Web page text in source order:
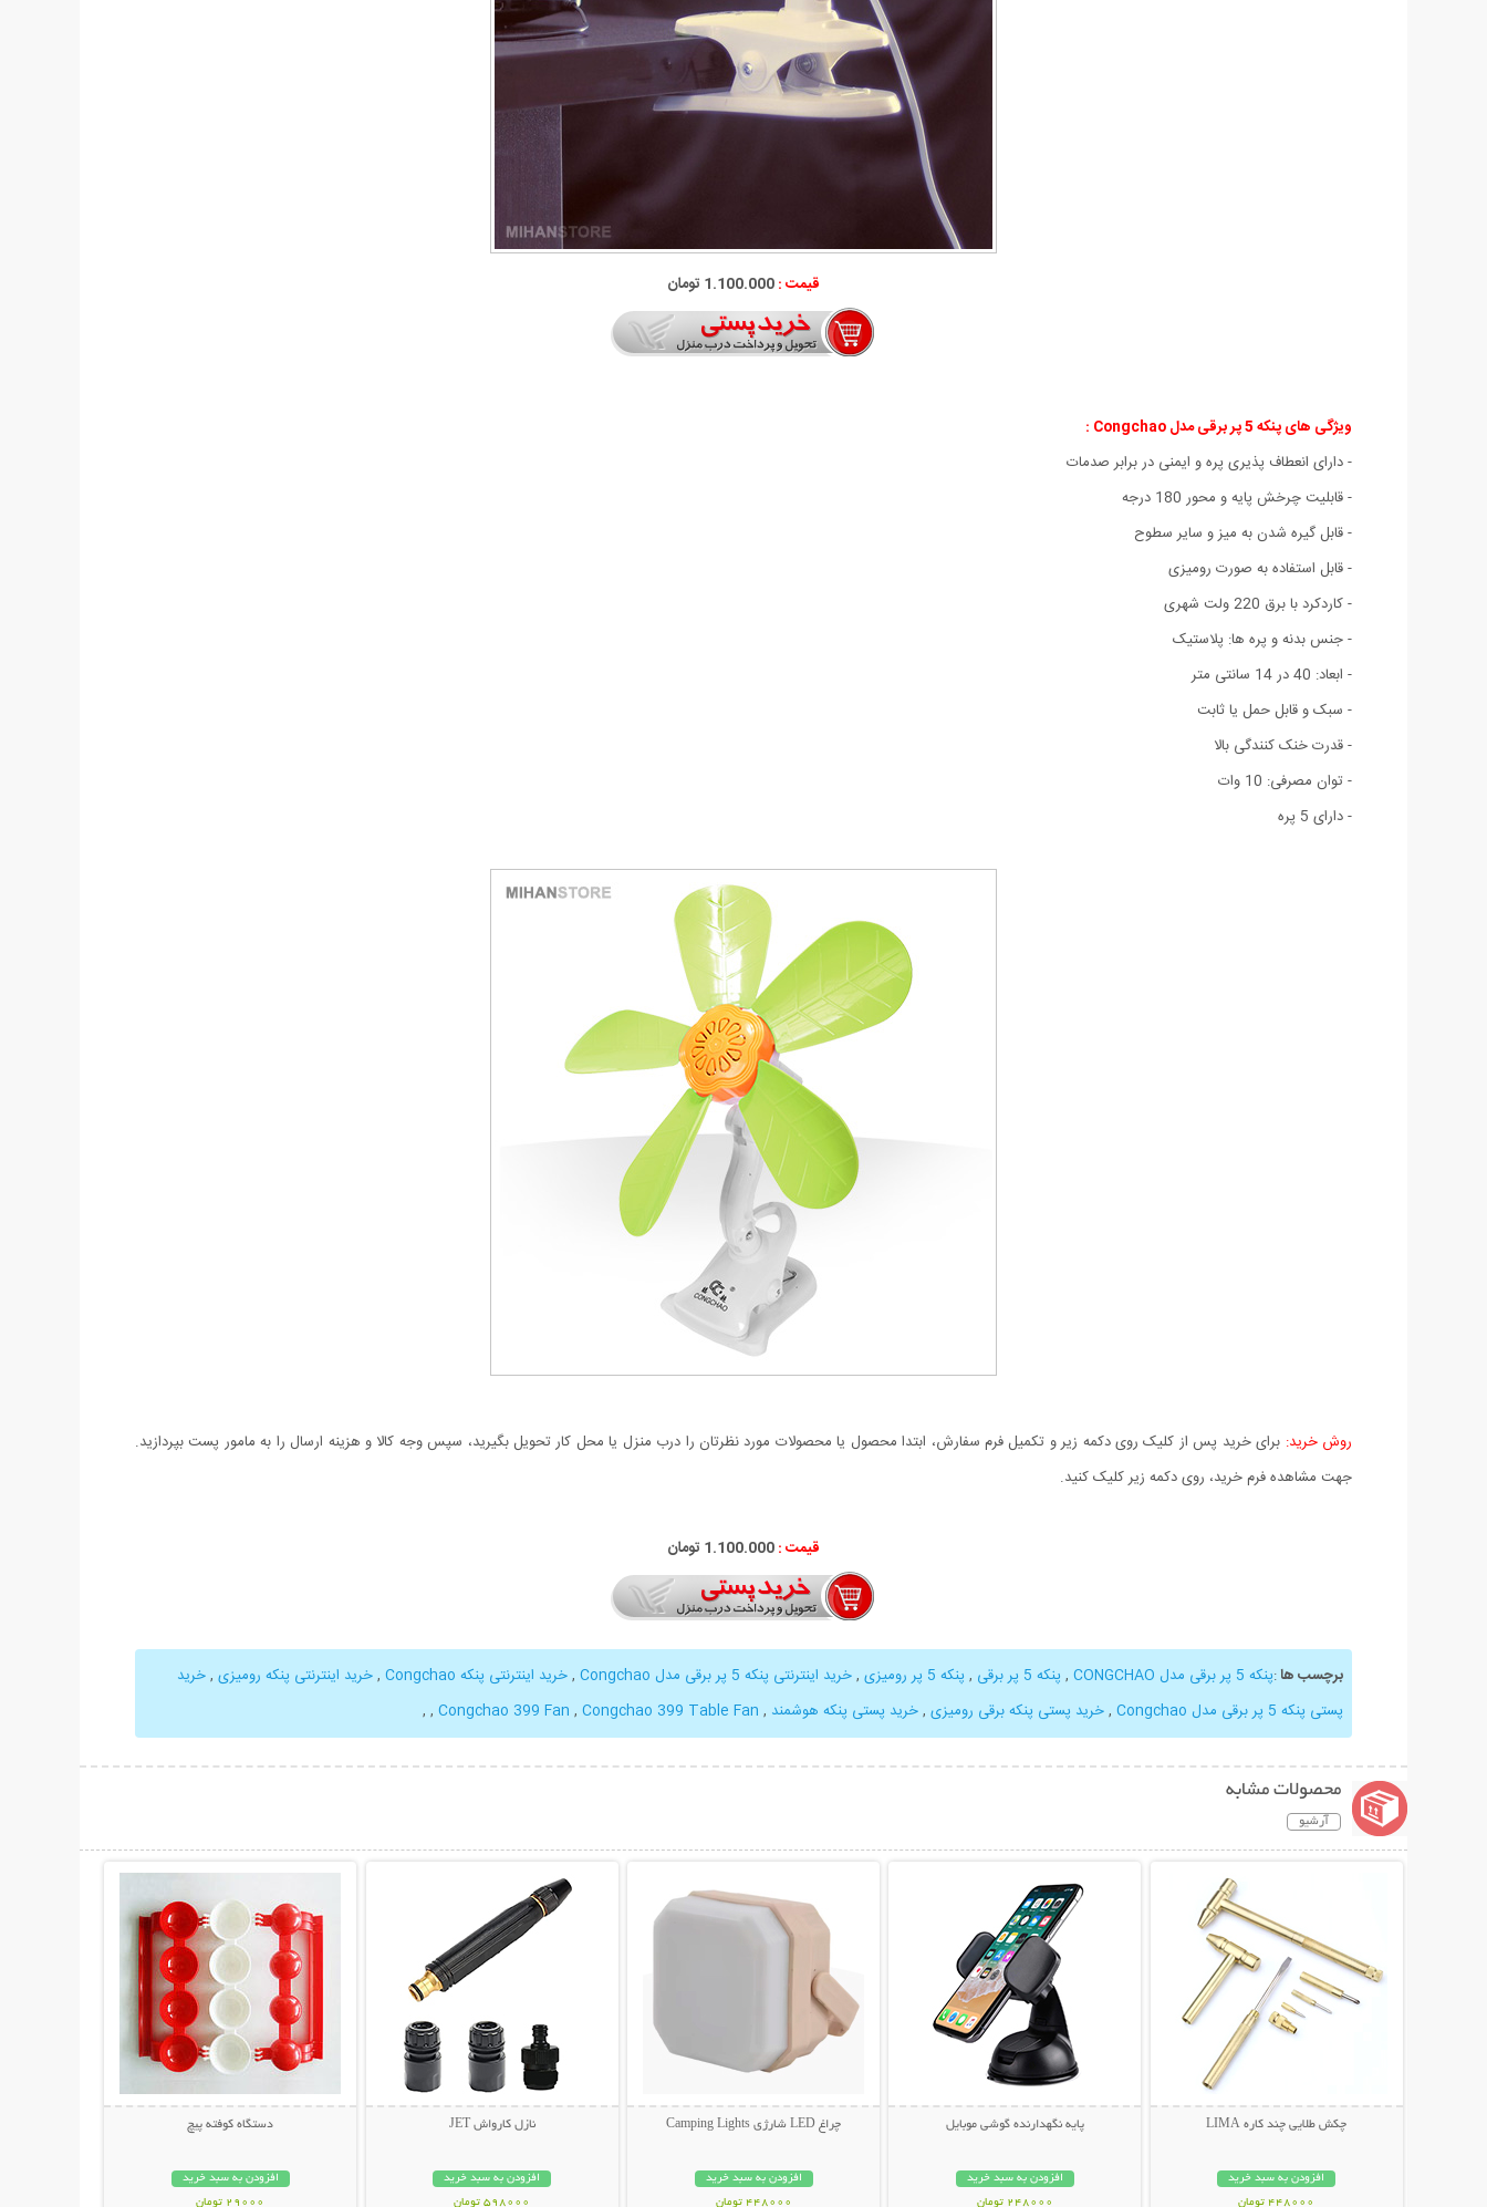
قیمت :1.100.000 تومان
ویژگی های پنکه 5 پر برقی مدل Congchao :
- دارای انعطاف پذیری پره و ایمنی در برابر صدمات
- قابلیت چرخش پایه و محور 180 درجه
- قابل گیره شدن به میز و سایر سطوح
- قابل استفاده به صورت رومیزی
- کاردکرد با برق 220 ولت شهری
- جنس بدنه و پره ها: پلاستیک
- ابعاد: 40 در 14 سانتی متر
- سبک و قابل حمل یا ثابت
- قدرت خنک کنندگی بالا
- توان مصرفی: 10 وات
- دارای 5 پره
روش خرید: برای خرید پس از کلیک روی دکمه زیر و تکمیل فرم سفارش، ابتدا محصول یا محصولات مورد نظرتان را درب منزل یا محل کار تحویل بگیرید، سپس وجه کالا و هزینه ارسال را به مامور پست بپردازید.
جهت مشاهده فرم خرید، روی دکمه زیر کلیک کنید.
قیمت :1.100.000 تومان
برچسب ها:پنکه 5 پر برقی مدل CONGCHAO , پنکه 5 پر برقی , پنکه 5 پر رومیزی ,خرید اینترنتی پنکه 5 پر برقی مدل Congchao ,خرید اینترنتی پنکه Congchao ,خرید اینترنتی پنکه رومیزی ,خرید
پستی پنکه 5 پر برقی مدل Congchao
,خرید پستی پنکه برقی رومیزی ,خرید پستی پنکه هوشمند ,
Congchao 399 Fan , Congchao 399 Table Fan
,
,
محصولات مشابه
آرشیو
چکش طلایی چند کاره LIMA
افزودن به سبد خرید
448000 تومان
پایه نگهدارنده گوشی موبایل
افزودن به سبد خرید
248000 تومان
چراغ LED شارژی Camping Lights
افزودن به سبد خرید
448000 تومان
نازل کارواش JET
افزودن به سبد خرید
598000 تومان
دستگاه کوفته پیچ
افزودن به سبد خرید
29000 تومان